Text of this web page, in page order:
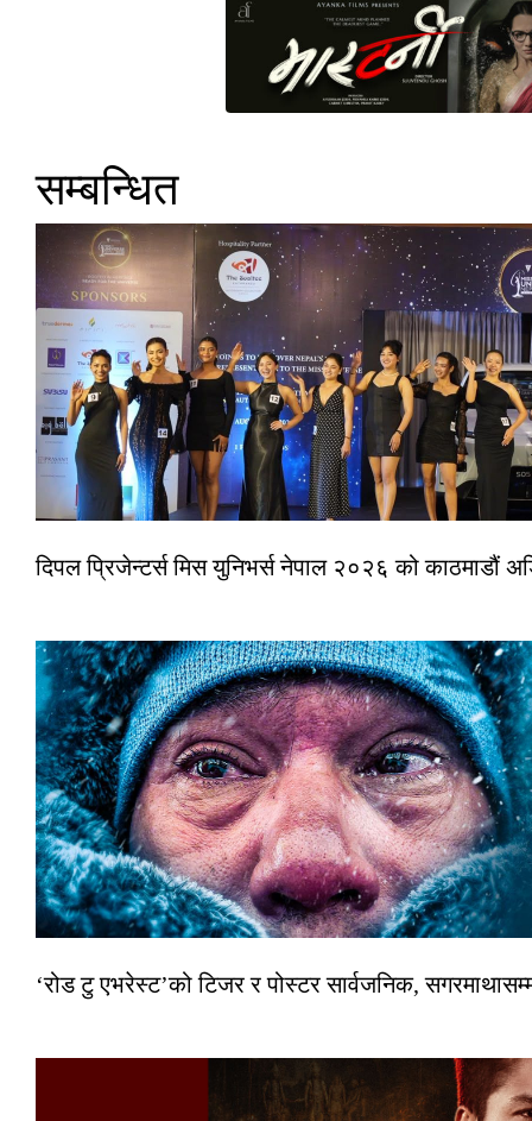
सम्बन्धित
दिपल प्रिजेन्टर्स मिस युनिभर्स नेपाल २०२६ को काठमाडौं
‘रोड टु एभरेस्ट’को टिजर र पोस्टर सार्वजनिक,